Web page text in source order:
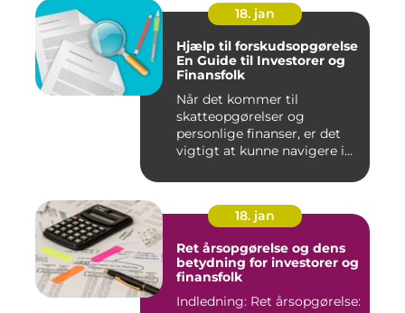
18. jan
Hjælp til forskudsopgørelse
En Guide til Investorer og
Finansfolk
Når det kommer til
skatteopgørelser og
personlige finanser, er det
vigtigt at kunne navigere i
18. jan
Ret årsopgørelse og dens
betydning for investorer og
finansfolk
Indledning: Ret årsopgørelse: